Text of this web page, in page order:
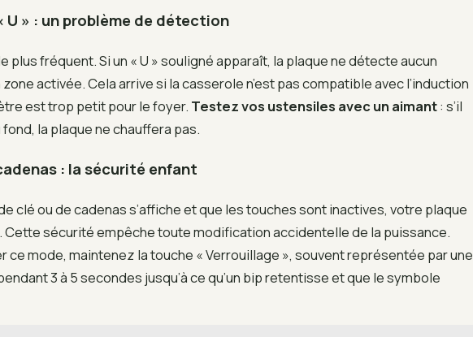
U » : un problème de détection
plus fréquent. Si un « U » souligné apparaît, la plaque ne détecte aucun
activée. Cela arrive si la casserole n’est pas compatible avec l’induction
est trop petit pour le foyer. Testez vos ustensiles avec un aimant: s’il
la plaque ne chauffera pas.
: la sécurité enfant
clé ou de cadenas s’affiche et que les touches sont inactives, votre plaque
Cette sécurité empêche toute modification accidentelle de la puissance.
ce mode, maintenez la touche « Verrouillage », souvent représentée par une
3 à 5 secondes jusqu’à ce qu’un bip retentisse et que le symbole